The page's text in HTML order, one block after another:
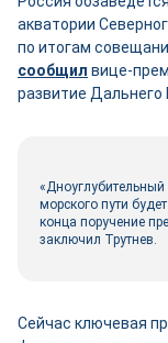
акватории
по итогам
сообщил вице-
развитие Дальнего
морского пути
конца поручение
заключил Трутнев.
Сейчас ключевая